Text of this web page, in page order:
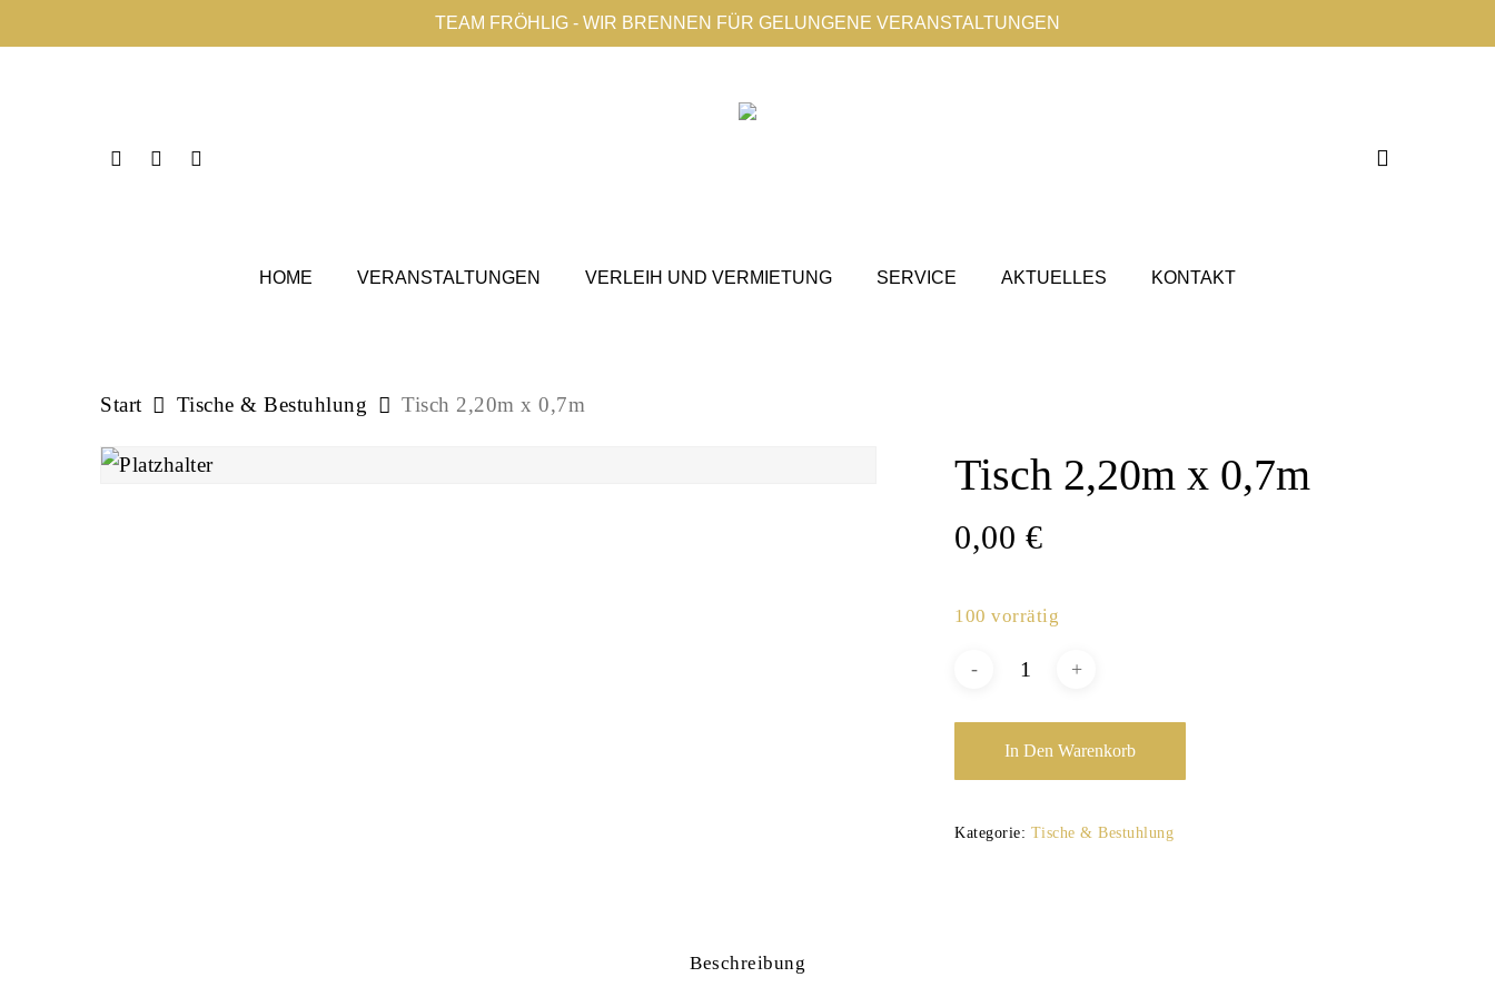
to
TEAM FRÖHLIG - WIR BRENNEN FÜR GELUNGENE VERANSTALTUNGEN
InstagramPhone Email
HOME VERANSTALTUNGEN VERLEIH UND VERMIETUNG SERVICE AKTUELLES KONTAKT
Start Tische & Bestuhlung Tisch 2,20m x 0,7m
Tisch 2,20m x 0,7m
0,00 €
100 vorrätig
In Den Warenkorb
Kategorie: Tische & Bestuhlung
Beschreibung